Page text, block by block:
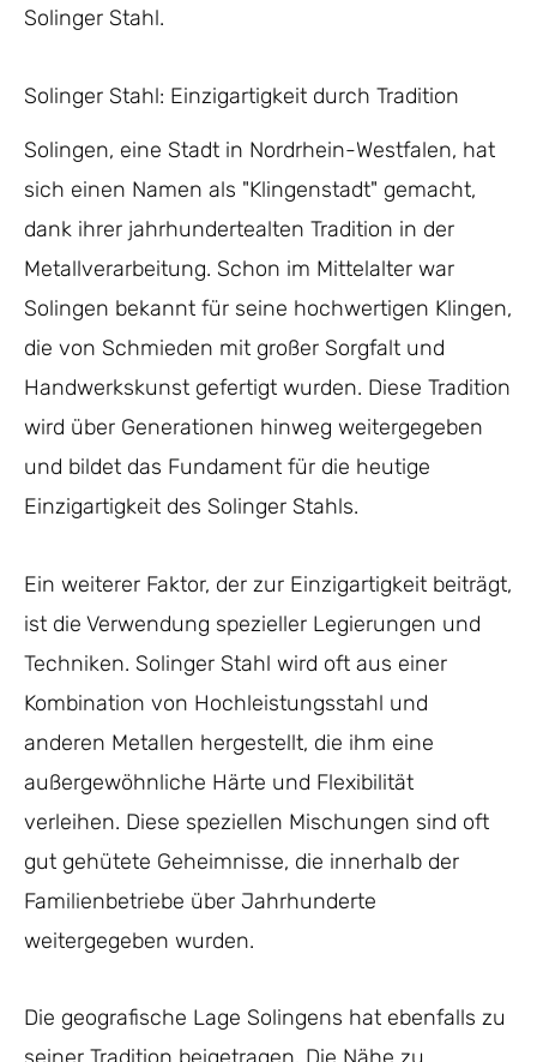
Solinger Stahl.
Solinger Stahl: Einzigartigkeit durch Tradition
Solingen, eine Stadt in Nordrhein-Westfalen, hat
sich einen Namen als "Klingenstadt" gemacht,
dank ihrer jahrhundertealten Tradition in der
Metallverarbeitung. Schon im Mittelalter war
Solingen bekannt für seine hochwertigen Klingen,
die von Schmieden mit großer Sorgfalt und
Handwerkskunst gefertigt wurden. Diese Tradition
wird über Generationen hinweg weitergegeben
und bildet das Fundament für die heutige
Einzigartigkeit des Solinger Stahls.
Ein weiterer Faktor, der zur Einzigartigkeit beiträgt,
ist die Verwendung spezieller Legierungen und
Techniken. Solinger Stahl wird oft aus einer
Kombination von Hochleistungsstahl und
anderen Metallen hergestellt, die ihm eine
außergewöhnliche Härte und Flexibilität
verleihen. Diese speziellen Mischungen sind oft
gut gehütete Geheimnisse, die innerhalb der
Familienbetriebe über Jahrhunderte
weitergegeben wurden.
Die geografische Lage Solingens hat ebenfalls zu